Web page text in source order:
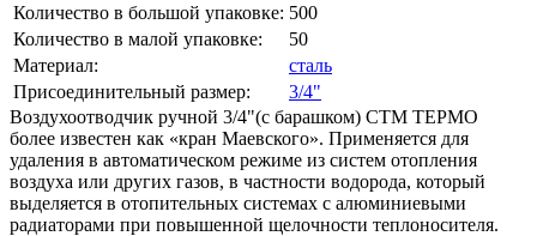
Количество в большой упаковке: 500
Количество в малой упаковке:
50
Материал:
сталь
Присоединительный размер:
3/4"
Воздухоотводчик ручной 3/4"(с барашком) CTM ТЕРМО
более известен как «кран Маевского». Применяется для
удаления в автоматическом режиме из систем отопления
воздуха или других газов, в частности водорода, который
выделяется в отопительных системах с алюминиевыми
радиаторами при повышенной щелочности теплоносителя.